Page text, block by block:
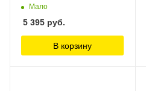
Мало
5 395 руб.
В корзину